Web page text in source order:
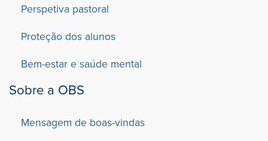
Perspetiva pastoral
Proteção dos alunos
Bem-estar e saúde mental
Sobre a OBS
Mensagem de boas-vindas